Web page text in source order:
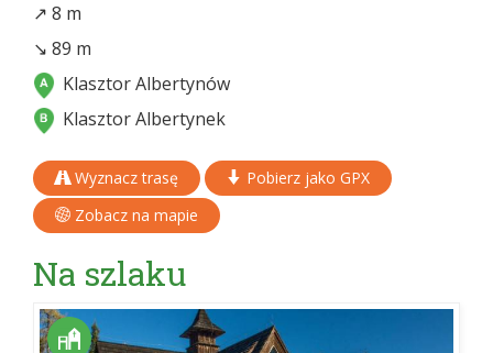
↗ 8 m
↘ 89 m
Klasztor Albertynów
Klasztor Albertynek
Wyznacz trasę
Pobierz jako GPX
Zobacz na mapie
Na szlaku